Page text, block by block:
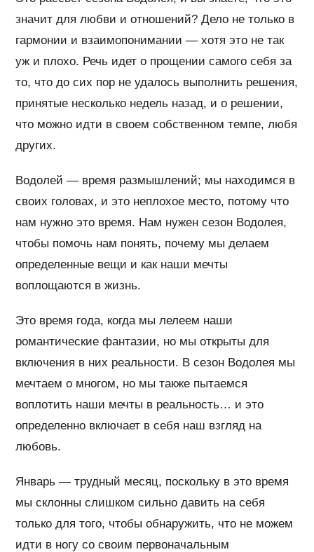
значит для любви и отношений? Дело не только в
гармонии и взаимопонимании — хотя это не так
уж и плохо. Речь идет о прощении самого себя за
то, что до сих пор не удалось выполнить решения,
принятые несколько недель назад, и о решении,
что можно идти в своем собственном темпе, любя
других.
Водолей — время размышлений; мы находимся в
своих головах, и это неплохое место, потому что
нам нужно это время. Нам нужен сезон Водолея,
чтобы помочь нам понять, почему мы делаем
определенные вещи и как наши мечты
воплощаются в жизнь.
Это время года, когда мы лелеем наши
романтические фантазии, но мы открыты для
включения в них реальности. В сезон Водолея мы
мечтаем о многом, но мы также пытаемся
воплотить наши мечты в реальность… и это
определенно включает в себя наш взгляд на
любовь.
Январь — трудный месяц, поскольку в это время
мы склонны слишком сильно давить на себя
только для того, чтобы обнаружить, что не можем
идти в ногу со своим первоначальным